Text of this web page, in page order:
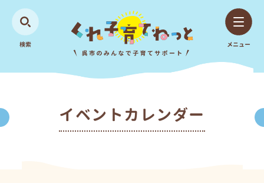
検索 メニュー
イベントカレンダー